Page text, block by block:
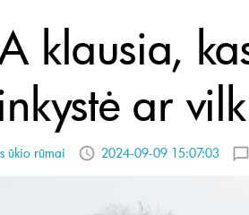
klausia,
ar
ūkio rūmai 2024-09-09 15:07:03